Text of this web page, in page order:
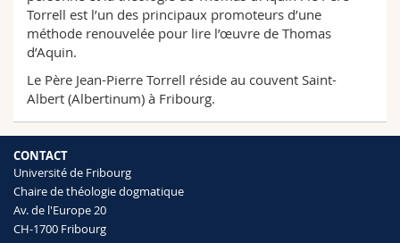
Torrell est l’un des principaux promoteurs d’une
méthode renouvelée pour lire l’œuvre de Thomas
d’Aquin.
Le Père Jean-Pierre Torrell réside au couvent Saint-
Albert (Albertinum) à Fribourg.
CONTACT
Université de Fribourg
Chaire de théologie dogmatique
Av. de l'Europe 20
CH-1700 Fribourg